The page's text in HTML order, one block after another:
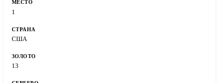
1
США
13